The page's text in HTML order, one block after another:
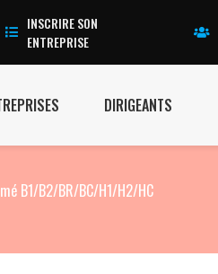
INSCRIRE SON
ENTREPRISE
DIRIGEANTS
B1/B2/BR/BC/H1/H2/HC